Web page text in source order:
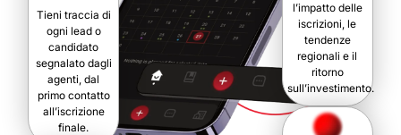
Tieni traccia di
ogni lead o
candidato
segnalato dagli
agenti, dal
primo contatto
all’iscrizione
finale.
l’impatto delle
iscrizioni, le
tendenze
regionali e il
ritorno
sull’investimento.